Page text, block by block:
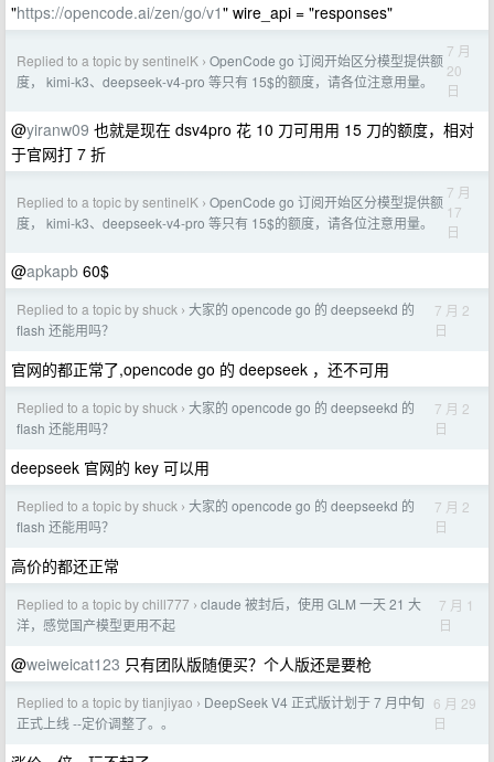
"https://opencode.ai/zen/go/v1" wire_api = "responses"
Replied to a topic by sentinelK › OpenCode go 订阅开始区分模型提供额
度， kimi-k3、deepseek-v4-pro 等只有 15$的额度，请各位注意用量。
7 月
20
日
@yiranw09 也就是现在 dsv4pro 花 10 刀可用用 15 刀的额度，相对
于官网打 7 折
Replied to a topic by sentinelK › OpenCode go 订阅开始区分模型提供额
度， kimi-k3、deepseek-v4-pro 等只有 15$的额度，请各位注意用量。
7 月
17
日
@apkapb 60$
Replied to a topic by shuck › 大家的 opencode go 的 deepseekd 的
flash 还能用吗？
7 月 2
日
官网的都正常了,opencode go 的 deepseek ，还不可用
Replied to a topic by shuck › 大家的 opencode go 的 deepseekd 的
flash 还能用吗？
7 月 2
日
deepseek 官网的 key 可以用
Replied to a topic by shuck › 大家的 opencode go 的 deepseekd 的
flash 还能用吗？
7 月 2
日
高价的都还正常
Replied to a topic by chill777 › claude 被封后，使用 GLM 一天 21 大
洋，感觉国产模型更用不起
7 月 1
日
@weiweicat123 只有团队版随便买？个人版还是要枪
Replied to a topic by tianjiyao › DeepSeek V4 正式版计划于 7 月中旬
正式上线 --定价调整了。。
6 月 29
日